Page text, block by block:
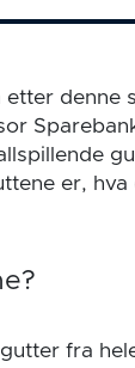
etter denne
er,
gutter fra